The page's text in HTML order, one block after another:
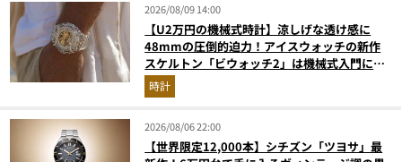
2026/08/09 14:00
【U2万円の機械式時計】涼しげな透け感に
48mmの圧倒的迫力！アイスウォッチの新作
スケルトン「ビウォッチ2」は機械式入門にも
最適な一本
時計
2026/08/06 22:00
【世界限定12,000本】シチズン「ツヨサ」最